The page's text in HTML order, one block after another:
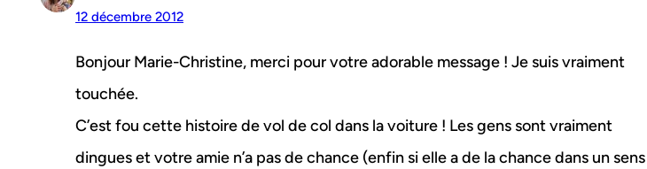
12 décembre 2012
Bonjour Marie-Christine, merci pour votre adorable message ! Je suis vraiment
touchée.
C’est fou cette histoire de vol de col dans la voiture ! Les gens sont vraiment
dingues et votre amie n’a pas de chance (enfin si elle a de la chance dans un sens